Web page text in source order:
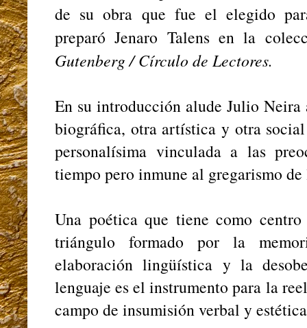
de su obra que fue el elegido
preparó Jenaro Talens en la
Gutenberg / Círculo de Lectores.
En su introducción alude Julio Neira
biográfica, otra artística y otra
personalísima vinculada a las
tiempo pero inmune al gregarismo
Una poética que tiene como
triángulo formado por la
elaboración lingüística y la
lenguaje es el instrumento para la
campo de insumisión verbal y